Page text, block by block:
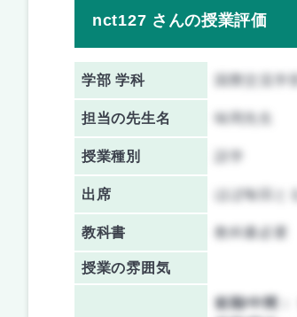
nct127 さんの授業評価
学部 学科
担当の先生名 味岡先生
授業種別
出席 ほぼ毎回とる
教科書 教科書必要
授業の雰囲気
前期/中間：